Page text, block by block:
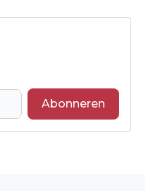
Abonneren